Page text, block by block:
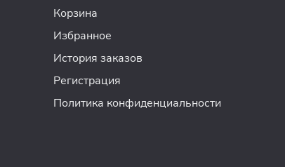
Корзина
Избранное
История заказов
Регистрация
Политика конфиденциальности